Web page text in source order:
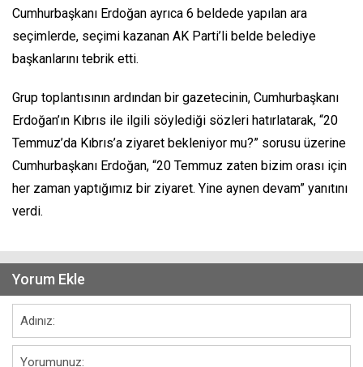
Cumhurbaşkanı Erdoğan ayrıca 6 beldede yapılan ara
seçimlerde, seçimi kazanan AK Parti’li belde belediye
başkanlarını tebrik etti.
Grup toplantısının ardından bir gazetecinin, Cumhurbaşkanı
Erdoğan’ın Kıbrıs ile ilgili söylediği sözleri hatırlatarak, “20
Temmuz’da Kıbrıs’a ziyaret bekleniyor mu?” sorusu üzerine
Cumhurbaşkanı Erdoğan, “20 Temmuz zaten bizim orası için
her zaman yaptığımız bir ziyaret. Yine aynen devam” yanıtını
verdi.
Yorum Ekle